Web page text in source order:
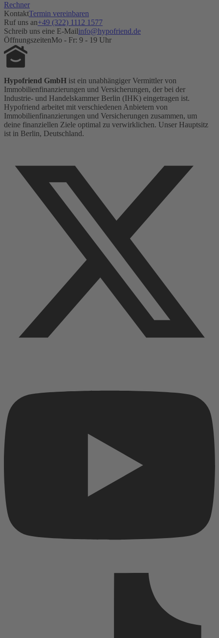
Rechner
KontaktTermin vereinbaren
Ruf uns an+49 (322) 1112 1577
Schreib uns eine E-Mailinfo@hypofriend.de
ÖffnungszeitenMo - Fr: 9 - 19 Uhr
Hypofriend GmbH ist ein unabhängiger Vermittler von
Immobilienfinanzierungen und Versicherungen, der bei der
Industrie- und Handelskammer Berlin (IHK) eingetragen ist.
Hypofriend arbeitet mit verschiedenen Anbietern von
Immobilienfinanzierungen und Versicherungen zusammen, um
deine finanziellen Ziele optimal zu verwirklichen. Unser Hauptsitz
ist in Berlin, Deutschland.